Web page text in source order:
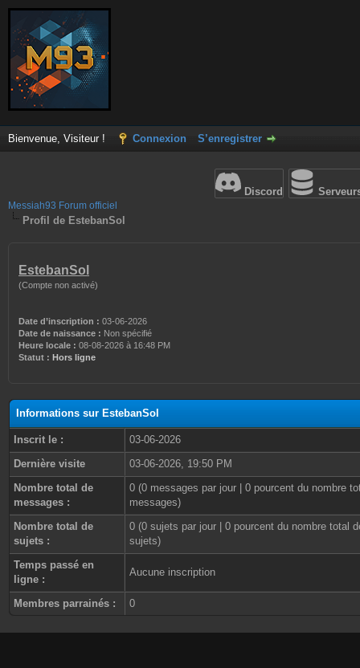
Bienvenue, Visiteur ! Connexion S’enregistrer
Discord
Messiah93 Forum officiel
Profil de EstebanSol
EstebanSol
(Compte non activé)
Date d’inscription : 03-06-2026
Date de naissance : Non spécifié
Heure locale : 08-08-2026 à 16:48 PM
Statut : Hors ligne
Informations sur EstebanSol
Inscrit le :
03-06-2026
Dernière visite
03-06-2026, 19:50 PM
Nombre total de
messages :
0 (0 messages par jour | 0 pourcent du nombre
messages)
Nombre total de
sujets :
0 (0 sujets par jour | 0 pourcent du nombre total
sujets)
Temps passé en
ligne :
Aucune inscription
Membres parrainés : 0